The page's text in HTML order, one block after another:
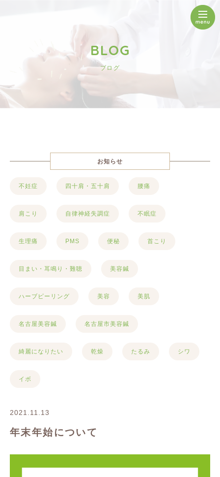
BLOG
ブログ
お知らせ
不妊症 四十肩・五十肩 腰痛
肩こり 自律神経失調症 不眠症
生理痛 PMS 便秘 首こり
目まい・耳鳴り・難聴 美容鍼
ハーブピーリング 美容 美肌
名古屋美容鍼 名古屋市美容鍼
綺麗になりたい 乾燥 たるみ シワ
イボ
2021.11.13
年末年始について